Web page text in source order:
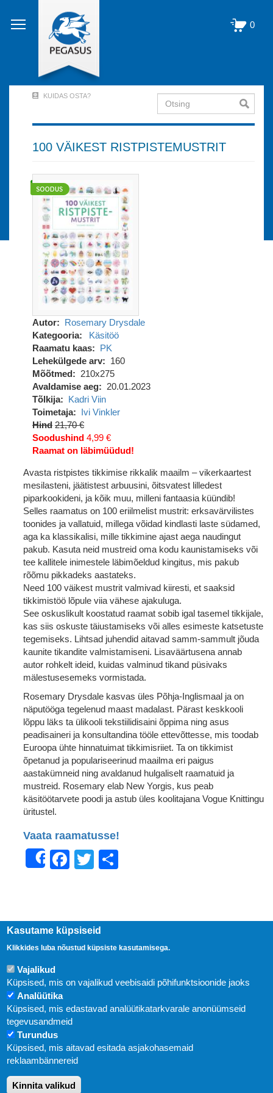
edasi
põhisisu
0
Account
Menu
out)
KUIDAS OSTA? Otsing
100 VÄIKEST RISTPISTEMUSTRIT
Autor
Rosemary Drysdale
Kategooria
Käsitöö
Raamatu kaas
PK
Lehekülgede arv
160
Mõõtmed
210x275
Avaldamise aeg
20.01.2023
Tõlkija
Kadri Viin
Toimetaja
Ivi Vinkler
Hind 21,70 €
Soodushind 4,99 €
Raamat on läbimüüdud!
Avasta ristpistes tikkimise rikkalik maailm – vikerkaartest
mesilasteni, jäätistest arbuusini, õitsvatest lilledest
piparkookideni, ja kõik muu, milleni fantaasia küündib!
Selles raamatus on 100 eriilmelist mustrit: erksavärvilistes
toonides ja vallatuid, millega võidad kindlasti laste südamed,
aga ka klassikalisi, mille tikkimine ajast aega naudingut
pakub. Kasuta neid mustreid oma kodu kaunistamiseks või
tee kallitele inimestele läbimõeldud kingitus, mis pakub
rõõmu pikkadeks aastateks.
Need 100 väikest mustrit valmivad kiiresti, et saaksid
tikkimistöö lõpule viia vähese ajakuluga.
See oskuslikult koostatud raamat sobib igal tasemel tikkijale,
kas siis oskuste täiustamiseks või alles esimeste katsetuste
tegemiseks. Lihtsad juhendid aitavad samm-sammult jõuda
kaunite tikandite valmistamiseni. Lisaväärtusena annab
autor rohkelt ideid, kuidas valminud tikand püsivaks
mälestusesemeks vormistada.
Rosemary Drysdale kasvas üles Põhja-Inglismaal ja on
näputööga tegelenud maast madalast. Pärast keskkooli
lõppu läks ta ülikooli tekstiilidisaini õppima ning asus
peadisaineri ja konsultandina tööle ettevõttesse, mis toodab
Euroopa ühte hinnatuimat tikkimisriiet. Ta on tikkimist
õpetanud ja populariseerinud maailma eri paigus
aastakümneid ning avaldanud hulgaliselt raamatuid ja
mustreid. Rosemary elab New Yorgis, kus peab
käsitöötarvete poodi ja astub üles koolitajana Vogue Knittingu
üritustel.
Vaata raamatusse!
ShareFacebook
Twitter
Uudised
KIRJASTUS PEGASUS OÜ © 2020
Paldiski mnt. 29 (A korpus VI korrus), Tallinn
Kasutame küpsiseid
Klikkides luba nõustud küpsiste kasutamisega.
Vajalikud
Küpsised, mis on vajalikud veebisaidi põhifunktsioonide jaoks
Analüütika
Küpsised, mis edastavad analüütikatarkvarale anonüümseid
tegevusandmeid
Turundus
Küpsised, mis aitavad esitada asjakohasemaid
reklaambännereid
Kinnita valikud